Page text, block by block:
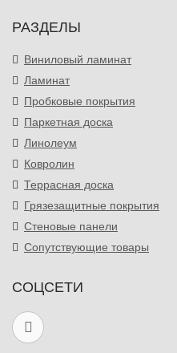
РАЗДЕЛЫ
Виниловый ламинат
Ламинат
Пробковые покрытия
Паркетная доска
Линолеум
Ковролин
Террасная доска
Грязезащитные покрытия
Стеновые панели
Сопутствующие товары
СОЦСЕТИ